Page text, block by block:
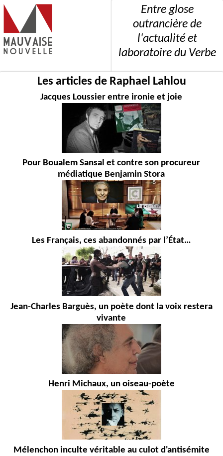
Entre glose
outrancière de
l'actualité et
laboratoire du Verbe
Les articles de Raphael Lahlou
Jacques Loussier entre ironie et joie
Pour Boualem Sansal et contre son procureur
médiatique Benjamin Stora
Les Français, ces abandonnés par l’État…
Jean-Charles Barguès, un poète dont la voix restera
vivante
Henri Michaux, un oiseau-poète
Mélenchon inculte véritable au culot d'antisémite